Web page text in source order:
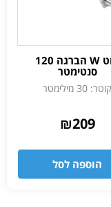
מוט W הברגה 120
סנטימטר
קוטר: 30 מילימטר
₪209
הוספה לסל